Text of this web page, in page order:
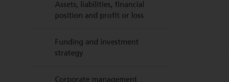
Assets, liabilities, financial
position and profit or loss
Funding and investment
strategy
Corporate management